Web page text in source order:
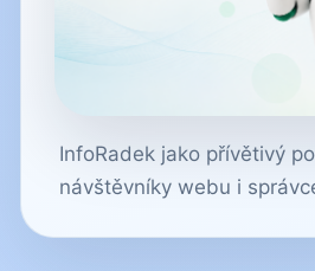
InfoRadek jako přívětivý
návštěvníky webu i